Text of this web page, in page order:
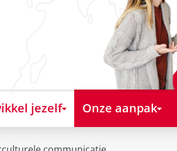
jezelf Onze aanpak